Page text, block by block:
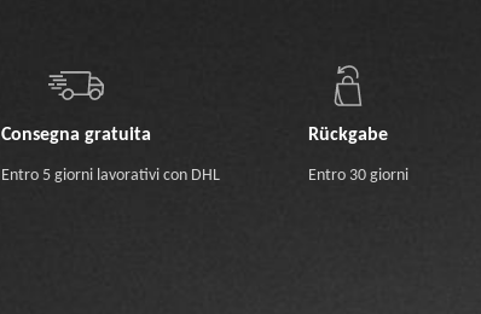
Consegna gratuita
Entro 5 giorni lavorativi con DHL
Rückgabe
Entro 30 giorni